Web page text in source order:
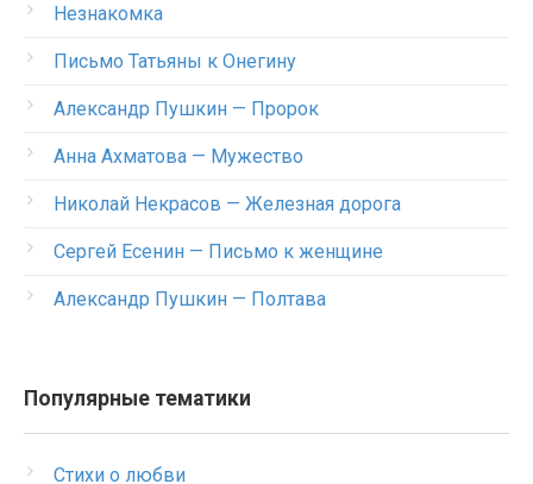
Незнакомка
Письмо Татьяны к Онегину
Александр Пушкин — Пророк
Анна Ахматова — Мужество
Николай Некрасов — Железная дорога
Сергей Есенин — Письмо к женщине
Александр Пушкин — Полтава
Популярные тематики
Стихи о любви